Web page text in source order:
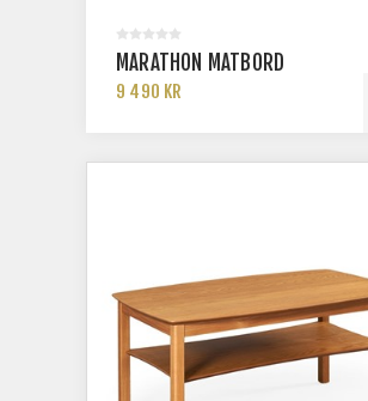
MARATHON MATBORD
9 490 KR